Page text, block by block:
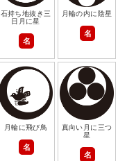
石持ち地抜き三
日月に星
名
月輪の内に陰星
名
月輪に飛び鳥
名
真向い月に三つ
星
名